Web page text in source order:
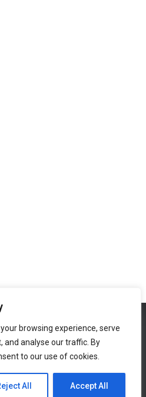
browsing experience, serve
and analyse our traffic. By
to our use of cookies.
All Accept All
COOKIES
© 2016
by ThemeIsle